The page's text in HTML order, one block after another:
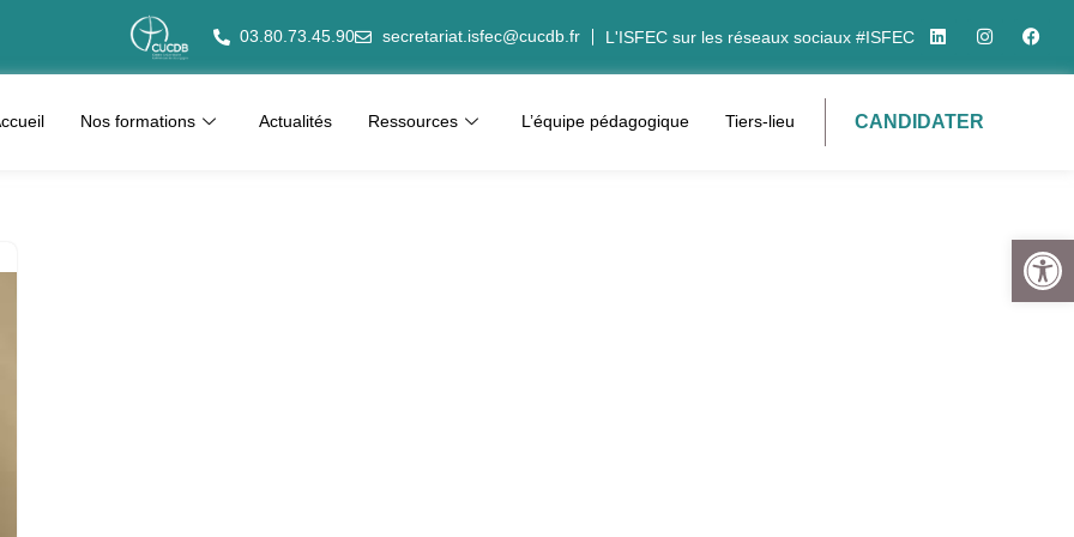
Ouvrir
03.80.73.45.90 secretariat.isfec@cucdb.fr L'ISFEC sur les réseaux sociaux #ISFEC
Nos formations Actualités Ressources L’équipe pédagogique Tiers-lieu CANDIDATER